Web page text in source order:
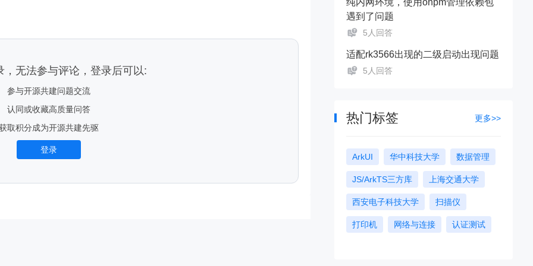
纯内网环境，使用ohpm管理依赖包
遇到了问题
5人回答
适配rk3566出现的二级启动出现问题
5人回答
热门标签 更多>>
ArkUI 华中科技大学 数据管理
JS/ArkTS三方库 上海交通大学
西安电子科技大学 扫描仪
打印机 网络与连接 认证测试
，无法参与评论，登录后可以:
参与开源共建问题交流
认同或收藏高质量问答
取积分成为开源共建先驱
登录